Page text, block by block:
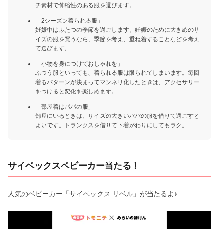
チ素材で伸縮性のある服を選びます。
「2シーズン着られる服」
妊娠中はふたつの季節を過ごします。妊娠のために大きめのサ
イズの服を買うなら、季節を考え、重ね着することなどを考え
て選びます。
「小物を身につけておしゃれを」
ふつう服といっても、着られる服は限られてしまいます。毎回
着るパターンが決まってマンネリ化したときは、アクセサリー
をつけると変化を楽しめます。
「部屋着はパパの服」
部屋にいるときは、サイズの大きいパパの服を借りて過ごすと
よいです。トランクスを借りて下着がわりにしてもラク。
サイベックスベビーカー当たる！
人気のベビーカー「サイベックス リベル」が当たるよ♪